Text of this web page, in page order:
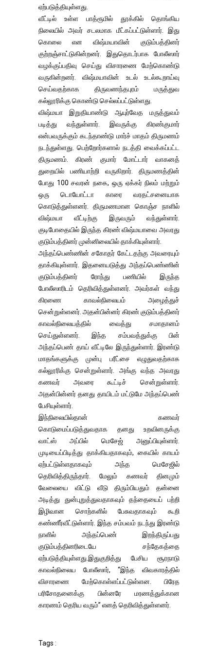
ஏற்படுத்தியுள்ளது.
வீட்டில் உள்ள பாத்ரூமில் தூக்கில் தொங்கிய
நிலையில் அவர் சடலமாக மீட்கப்பட்டுள்ளார். இது
கொலை என விஷ்மயாவின் குடும்பத்தினர்
குற்றஞ்சாட்டுகின்றனர். இதுதொடர்பாக போலீஸார்
வழக்குப்பதிவு செய்து விசாரணை மேற்கொண்டு
வருகின்றனர். விஷ்மயாவின் உடல் உடல்கூறாய்வு
செய்வதற்காக திருவணந்தபுரம் மருத்துவ
கல்லூரிக்கு கொண்டு செல்லப்பட்டுள்ளது.
விஷ்மயா இறுதியாண்டு ஆயுர்வேத மருத்துவம்
படித்து வந்துள்ளார். இவருக்கு கிரண்குமார்
என்பவருக்கும் கடந்தாண்டு மார்ச் மாதம் திருமணம்
நடந்துள்ளது. பெற்றோர்களால் நடத்தி வைக்கப்பட்ட
திருமணம். கிரண் குமார் மோட்டார் வாகனத்
துறையில் பணியாற்றி வருகிறார். திருமணத்தின்
போது 100 சவரன் நகை, ஒரு ஏக்கர் நிலம் மற்றும்
ஒரு டொயோட்டா காரை வரதட்சனையாக
கொடுத்துள்ளனர். திருமணமான கொஞ்ச நாளில்
விஷ்மயா வீட்டிற்கு இருவரும் வந்துள்ளார்.
குடிபோதையில் இருந்த கிரண் விஷ்மயாவை அவரது
குடும்பத்தினர் முன்னிலையில் தாக்கியுள்ளார்.
அந்தப்பெண்ணின் சகோதர் கேட்டதற்கு அவரையும்
தாக்கியுள்ளார். இதனையடுத்து அந்தப்பெண்ணின்
குடும்பத்தினர் ரோந்து பணியில் இருந்த
போலீஸாரிடம் தெரிவித்துள்ளனர். அவர்கள் வந்து
கிரணை காவல்நிலையம் அழைத்துச்
சென்றுள்ளனர். அதன்பின்னர் கிரண் குடும்பத்தினர்
காவல்நிலையத்தில் வைத்து சமாதானம்
செய்துள்ளனர். இந்த சம்பவத்துக்கு பின்
அந்தப்பெண் தாய் வீட்டிலே இருந்துள்ளார். இரண்டு
மாதங்களுக்கு முன்பு பரீட்சை எழுதுவதற்காக
கல்லூரிக்கு சென்றுள்ளார். அங்கு வந்த அவரது
கணவர் அவரை கூட்டிச் சென்றுள்ளார்.
அதன்பின்னர் தனது தாயிடம் மட்டுமே அந்தப்பெண்
பேசியுள்ளார்.
இந்நிலையில்தான் கணவர்
கொடுமைப்படுத்துவதாக தனது உறவினருக்கு
வாட்ஸ் அப்பில் மெசேஜ் அனுப்பியுள்ளார்.
முடியைப்பிடித்து தாக்கியதாகவும், கையில் காயம்
ஏற்பட்டுள்ளதாகவும் அந்த மெசேஜில்
தெரிவித்திருந்தார். மேலும் கணவர் தினமும்
வேலையை விட்டு வீடு திரும்பியதும் தன்னை
அடித்து துன்புறுத்துவதாகவும் தந்தையைப் பற்றி
இழிவான சொற்களில் பேசுவதாகவும் கூறி
கண்ணீர்வீட்டுள்ளார். இந்த சம்பவம் நடந்து இரண்டு
நாளில் அந்தப்பெண் இறந்திருப்பது
குடும்பத்தினரிடையே சந்தேகத்தை
ஏற்படுத்தியுள்ளது.இதுகுறித்து பேசிய சூரநாடு
காவல்நிலைய போலீஸார், “இந்த விவகாரத்தில்
விசாரணை மேற்கொள்ளப்பட்டுள்ளன. பிரேத
பரிசோதனைக்கு பின்னரே மரணத்துக்கான
காரணம் தெரிய வரும்” எனத் தெரிவித்துள்ளனர்.
Tags :